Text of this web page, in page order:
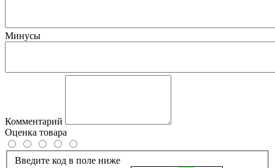
Минусы
Комментарий
Оценка товара
Введите код в поле ниже